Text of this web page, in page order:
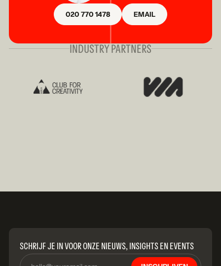
020 770 1478 EMAIL
INDUSTRY PARTNERS
SCHRIJF JE IN VOOR ONZE NIEUWS, INSIGHTS EN EVENTS